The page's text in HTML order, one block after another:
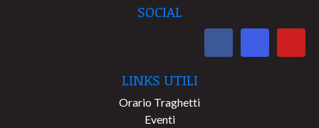
SOCIAL
LINKS UTILI
Orario Traghetti
Eventi